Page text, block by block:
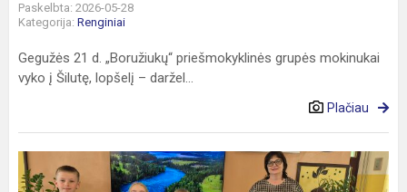
Paskelbta: 2026-05-28
Kategorija: Renginiai
Gegužės 21 d. „Boružiukų“ priešmokyklinės grupės mokinukai
vyko į Šilutę, lopšelį – daržel...
Plačiau
Tradicinis
meninio